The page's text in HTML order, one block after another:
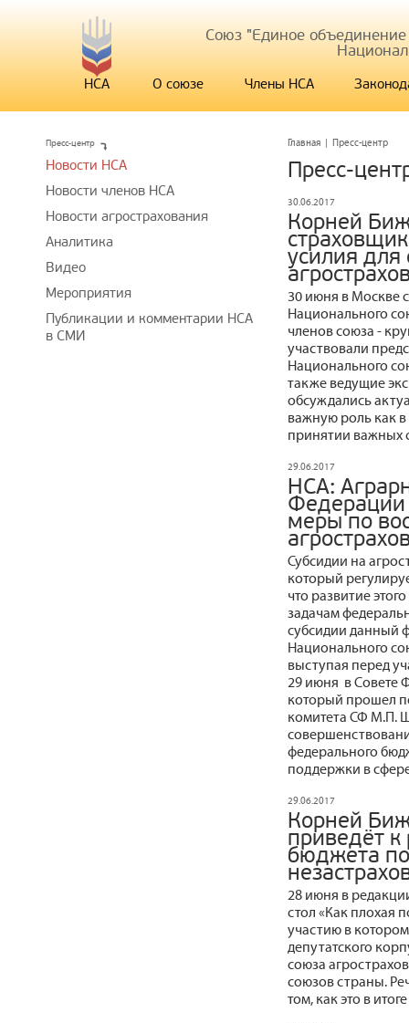
Союз "Единое
НСА О союзе Члены НСА
Главная | Пресс-центр
Пресс-
30.06.2017
Корней
усилия для
30 июня в Москве
Национального
членов союза -
участвовали
Национального
также ведущие
обсуждались
важную роль как
принятии важных
29.06.2017
НСА:
Федерации
меры по
Субсидии на
который
что развитие
задачам
субсидии данный
Национального
выступая перед
29 июня в Совете
который прошел
комитета СФ М.П.
федерального
поддержки в
29.06.2017
Корней
приведёт к
бюджета
28 июня в
стол «Как плохая
участию в
депутатского
союза
союзов страны.
том, как это в
Пресс-центр
Новости НСА
Новости членов НСА
Новости агрострахования
Аналитика
Видео
Мероприятия
Публикации и комментарии НСА
в СМИ